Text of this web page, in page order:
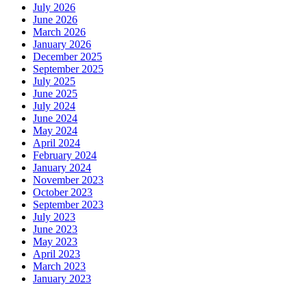
July 2026
June 2026
March 2026
January 2026
December 2025
September 2025
July 2025
June 2025
July 2024
June 2024
May 2024
April 2024
February 2024
January 2024
November 2023
October 2023
September 2023
July 2023
June 2023
May 2023
April 2023
March 2023
January 2023